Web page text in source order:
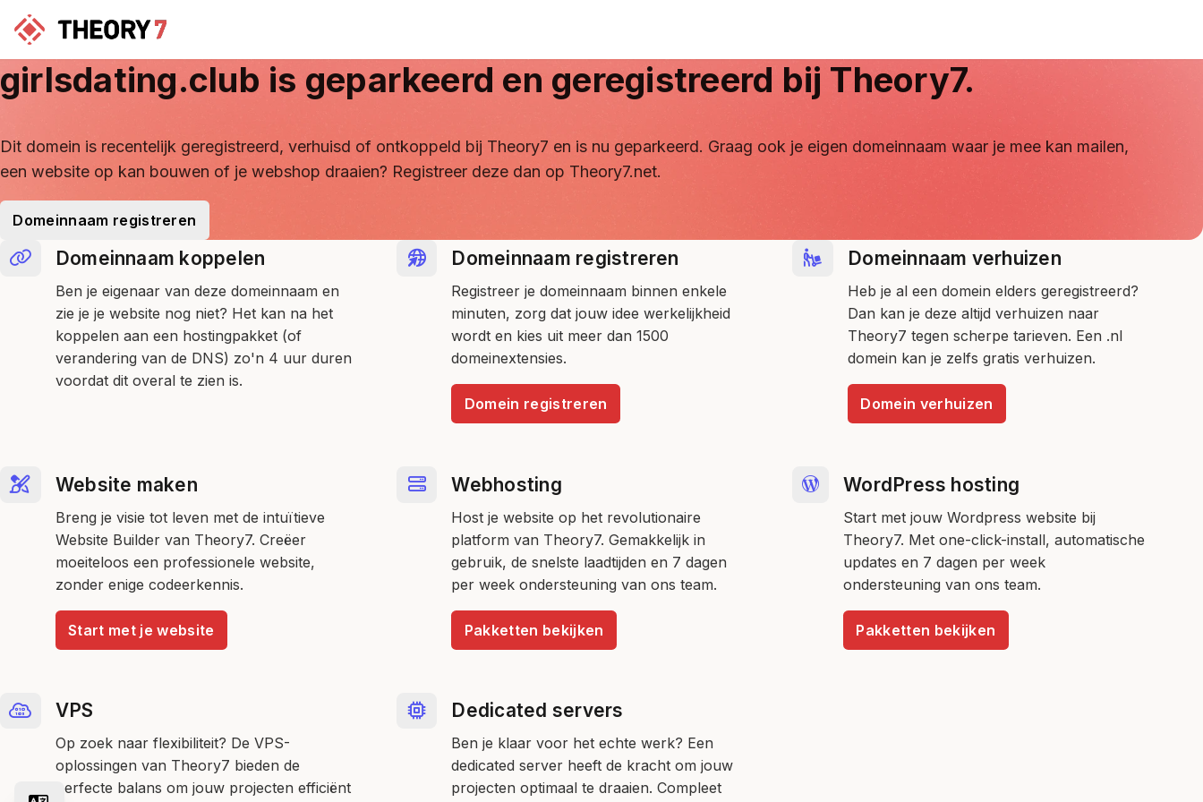
girlsdating.club is geparkeerd en geregistreerd bij Theory7.
Dit domein is recentelijk geregistreerd, verhuisd of ontkoppeld bij Theory7 en is nu geparkeerd. Graag ook je eigen domeinnaam waar je mee kan mailen,
een website op kan bouwen of je webshop draaien? Registreer deze dan op Theory7.net.
Domeinnaam registreren
Domeinnaam koppelen
Ben je eigenaar van deze domeinnaam en
zie je je website nog niet? Het kan na het
koppelen aan een hostingpakket (of
verandering van de DNS) zo'n 4 uur duren
voordat dit overal te zien is.
Domeinnaam registreren
Registreer je domeinnaam binnen enkele
minuten, zorg dat jouw idee werkelijkheid
wordt en kies uit meer dan 1500
domeinextensies.
Domein registreren
Domeinnaam verhuizen
Heb je al een domein elders geregistreerd?
Dan kan je deze altijd verhuizen naar
Theory7 tegen scherpe tarieven. Een .nl
domein kan je zelfs gratis verhuizen.
Domein verhuizen
Website maken
Breng je visie tot leven met de intuïtieve
Website Builder van Theory7. Creëer
moeiteloos een professionele website,
zonder enige codeerkennis.
Start met je website
Webhosting
Host je website op het revolutionaire
platform van Theory7. Gemakkelijk in
gebruik, de snelste laadtijden en 7 dagen
per week ondersteuning van ons team.
Pakketten bekijken
WordPress hosting
Start met jouw Wordpress website bij
Theory7. Met one-click-install, automatische
updates en 7 dagen per week
ondersteuning van ons team.
Pakketten bekijken
VPS
Op zoek naar flexibiliteit? De VPS-
oplossingen van Theory7 bieden de
perfecte balans om jouw projecten efficiënt
Dedicated servers
Ben je klaar voor het echte werk? Een
dedicated server heeft de kracht om jouw
projecten optimaal te draaien. Compleet